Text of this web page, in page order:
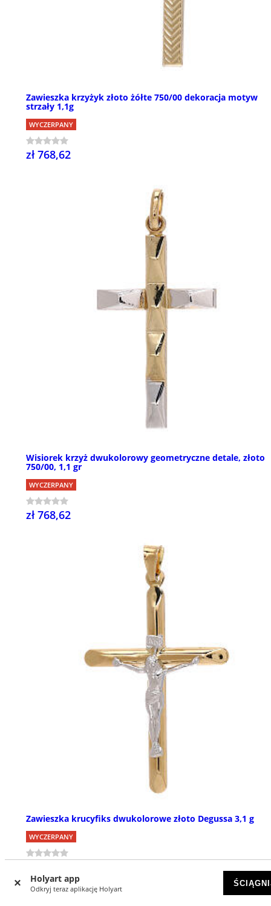
Holyart app
Odkryj teraz aplikację Holyart
Zawieszka krzyżyk złoto żółte 750/00 dekoracja motyw
strzały 1,1g
WYCZERPANY
zł 768,62
Wisiorek krzyż dwukolorowy geometryczne detale, złoto
750/00, 1,1 gr
WYCZERPANY
zł 768,62
Zawieszka krucyfiks dwukolorowe złoto Degussa 3,1 g
WYCZERPANY